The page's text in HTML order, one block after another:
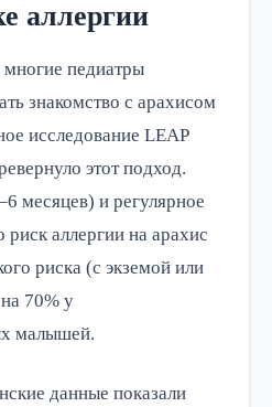
аллергии
многие педиатры
знакомство с арахисом
исследование LEAP
этот подход.
месяцев) и регулярное
аллергии на арахис
риска (с экземой или
70% у
малышей.
данные показали